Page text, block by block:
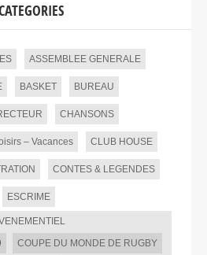
ASSEMBLEE GENERALE
BASKET BUREAU
CHANSONS
– Vacances CLUB HOUSE
CONTES & LEGENDES
ESCRIME
COUPE DU MONDE DE RUGBY